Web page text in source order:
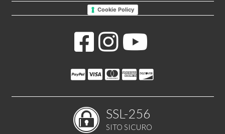
Cookie Policy
SSL-256
SITO SICURO